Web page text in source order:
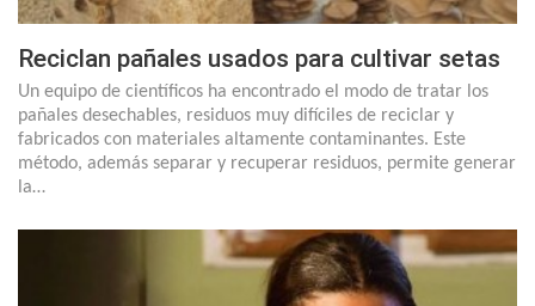
Reciclan pañales usados para cultivar setas
Un equipo de científicos ha encontrado el modo de tratar los
pañales desechables, residuos muy difíciles de reciclar y
fabricados con materiales altamente contaminantes. Este
método, además separar y recuperar residuos, permite generar
la…